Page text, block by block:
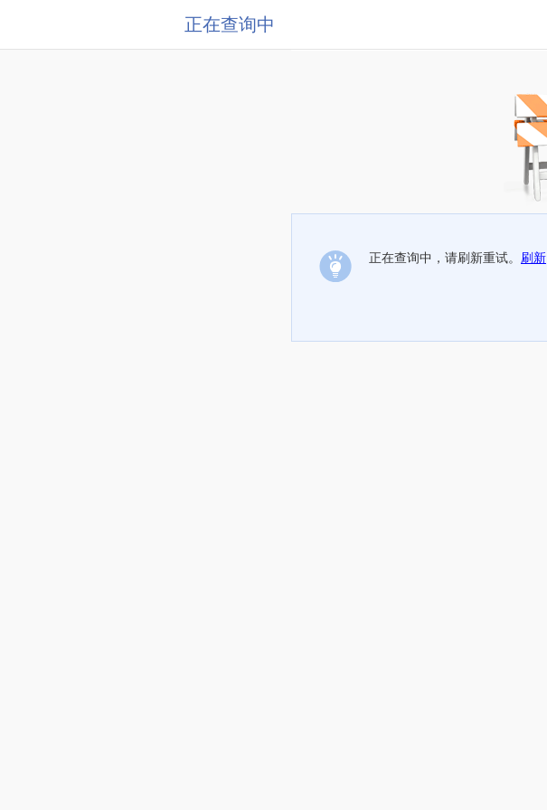
正在查询中
正在查询中，请刷新重试。 刷新